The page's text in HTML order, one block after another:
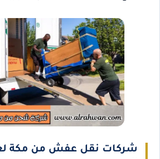
شركات نقل عفش من مكة